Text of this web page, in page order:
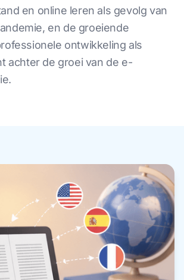
en online leren als gevolg van
en de groeiende
ontwikkeling als
achter de groei van de e-